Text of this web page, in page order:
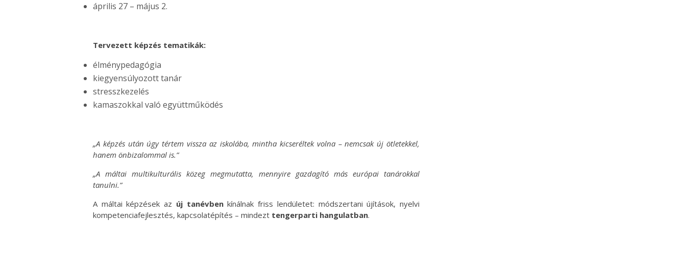
április 27 – május 2.
Tervezett képzés tematikák:
élménypedagógia
kiegyensúlyozott tanár
stresszkezelés
kamaszokkal való együttműködés
„A képzés után úgy tértem vissza az iskolába, mintha kicseréltek volna – nemcsak új ötletekkel,
hanem önbizalommal is.”
„A máltai multikulturális közeg megmutatta, mennyire gazdagító más európai tanárokkal
tanulni.”
A máltai képzések az új tanévbenkínálnak friss lendületet: módszertani újítások, nyelvi
kompetenciafejlesztés, kapcsolatépítés – mindezt tengerparti hangulatban.